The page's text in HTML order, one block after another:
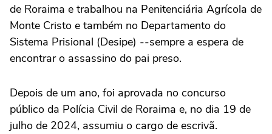
de Roraima e trabalhou na Penitenciária Agrícola de
Monte Cristo e também no Departamento do
Sistema Prisional (Desipe) --sempre a espera de
encontrar o assassino do pai preso.
Depois de um ano, foi aprovada no concurso
público da Polícia Civil de Roraima e, no dia 19 de
julho de 2024, assumiu o cargo de escrivã.